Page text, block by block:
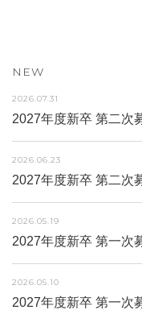
NEW
2026.07.31
2027年度新卒 第二次
2026.06.23
2027年度新卒 第二次
2026.05.19
2027年度新卒 第一次
2026.05.10
2027年度新卒 第一次